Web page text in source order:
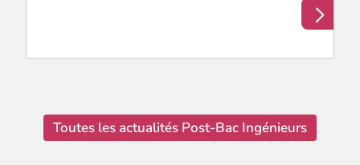
Toutes les actualités Post-Bac Ingénieurs